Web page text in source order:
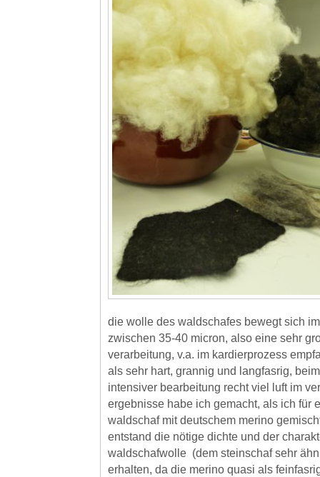
die wolle des waldschafes bewegt sich
zwischen 35-40 micron, also eine sehr
verarbeitung, v.a. im kardierprozess
als sehr hart, grannig und langfasrig,
intensiver bearbeitung recht viel luft im
ergebnisse habe ich gemacht, als ich für
waldschaf mit deutschem merino
entstand die nötige dichte und der
waldschafwolle (dem steinschaf sehr
erhalten, da die merino quasi als